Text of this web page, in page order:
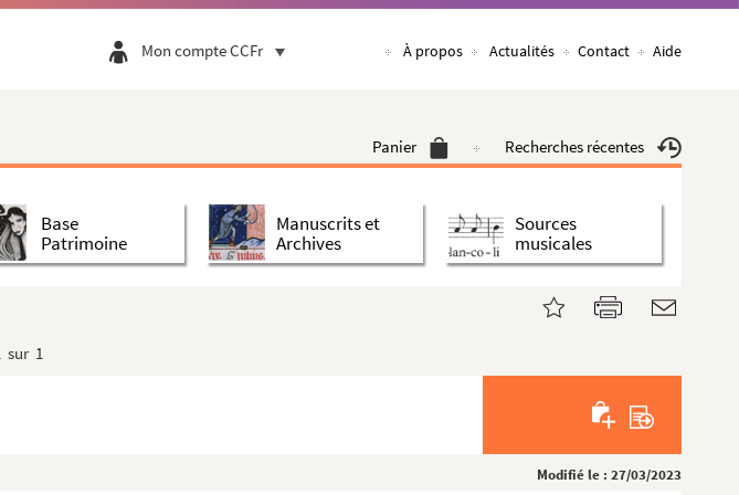
Mon compte CCFr À propos Actualités Contact Aide
Panier Recherches récentes
Base
Patrimoine
Manuscrits et
Archives
Sources
musicales
sur 1
Modifié le : 27/03/2023
1870